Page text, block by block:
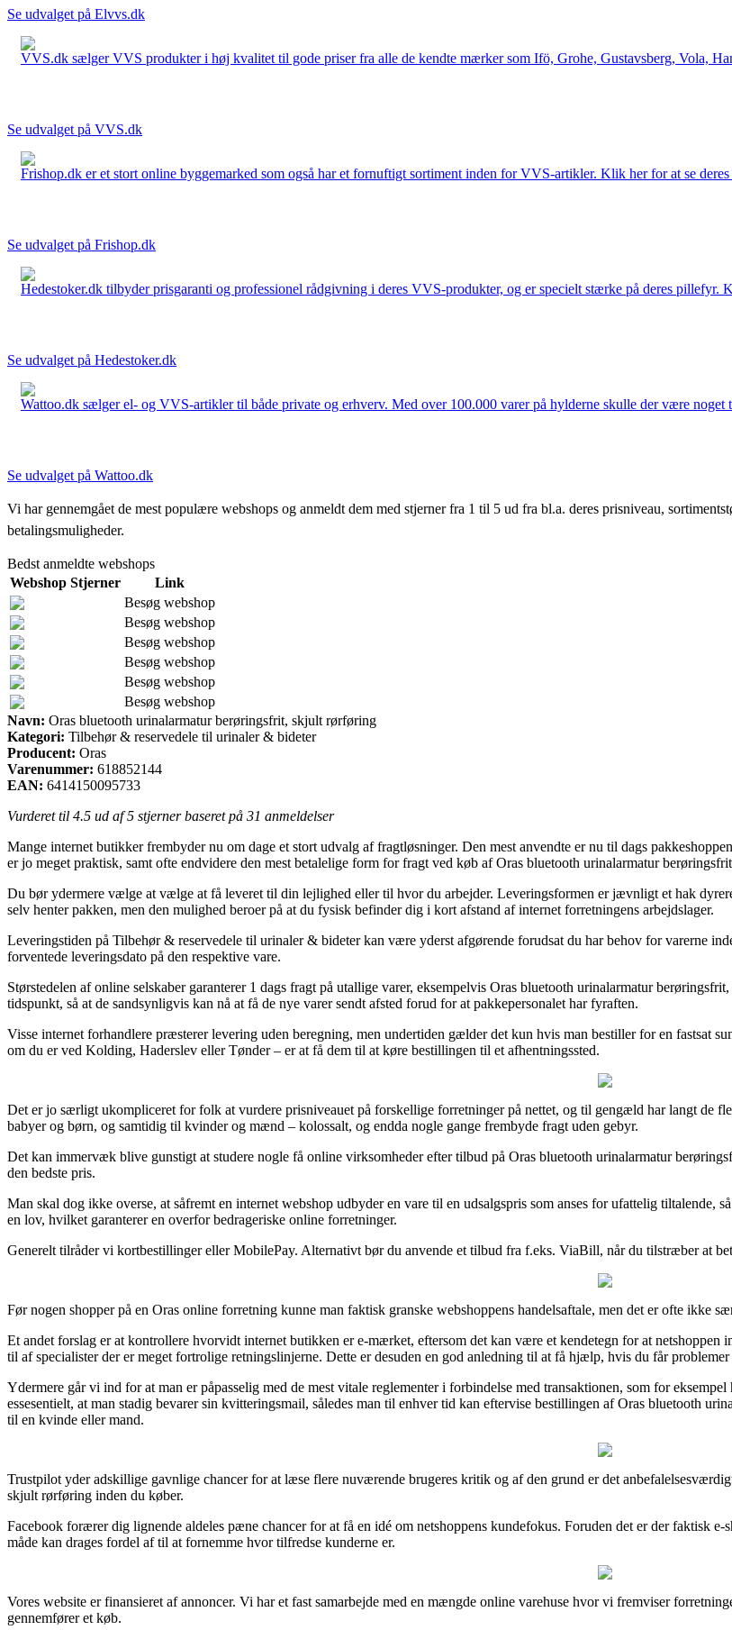
Se udvalget på Elvvs.dk
VVS.dk sælger VVS produkter i høj kvalitet til gode priser fra alle de kendte mærker som Ifö, Grohe, Gustavsberg, Vola,
Se udvalget på VVS.dk
Frishop.dk er et stort online byggemarked som også har et fornuftigt sortiment inden for VVS-artikler. Klik her for at se
Se udvalget på Frishop.dk
Hedestoker.dk tilbyder prisgaranti og professionel rådgivning i deres VVS-produkter, og er specielt stærke på deres pillefyr.
Se udvalget på Hedestoker.dk
Wattoo.dk sælger el- og VVS-artikler til både private og erhverv. Med over 100.000 varer på hylderne skulle der være noget
Se udvalget på Wattoo.dk
Vi har gennemgået de mest populære webshops og anmeldt dem med stjerner fra 1 til 5 ud fra bl.a. deres prisniveau,
betalingsmuligheder.
Bedst anmeldte webshops
Webshop Stjerner
Link
Besøg webshop
Besøg webshop
Besøg webshop
Besøg webshop
Besøg webshop
Besøg webshop
Navn: Oras bluetooth urinalarmatur berøringsfrit, skjult rørføring
Kategori: Tilbehør & reservedele til urinaler & bideter
Producent: Oras
Varenummer: 618852144
EAN: 6414150095733
Vurderet til 4.5 ud af 5 stjerner baseret på 31 anmeldelser
Mange internet butikker frembyder nu om dage et stort udvalg af fragtløsninger. Den mest anvendte er nu til dags
er jo meget praktisk, samt ofte endvidere den mest betalelige form for fragt ved køb af Oras bluetooth urinalarmatur
Du bør ydermere vælge at vælge at få leveret til din lejlighed eller til hvor du arbejder. Leveringsformen er jævnligt et hak
selv henter pakken, men den mulighed beroer på at du fysisk befinder dig i kort afstand af internet forretningens arbejdslager.
Leveringstiden på Tilbehør & reservedele til urinaler & bideter kan være yderst afgørende forudsat du har behov for varerne
forventede leveringsdato på den respektive vare.
Størstedelen af online selskaber garanterer 1 dags fragt på utallige varer, eksempelvis Oras bluetooth urinalarmatur
tidspunkt, så at de sandsynligvis kan nå at få de nye varer sendt afsted forud for at pakkepersonalet har fyraften.
Visse internet forhandlere præsterer levering uden beregning, men undertiden gælder det kun hvis man bestiller for en fastsat
om du er ved Kolding, Haderslev eller Tønder – er at få dem til at køre bestillingen til et afhentningssted.
Det er jo særligt ukompliceret for folk at vurdere prisniveauet på forskellige forretninger på nettet, og til gengæld har langt de
babyer og børn, og samtidig til kvinder og mænd – kolossalt, og endda nogle gange frembyde fragt uden gebyr.
Det kan immervæk blive gunstigt at studere nogle få online virksomheder efter tilbud på Oras bluetooth urinalarmatur
den bedste pris.
Man skal dog ikke overse, at såfremt en internet webshop udbyder en vare til en udsalgspris som anses for ufattelig
en lov, hvilket garanterer en overfor bedrageriske online forretninger.
Generelt tilråder vi kortbestillinger eller MobilePay. Alternativt bør du anvende et tilbud fra f.eks. ViaBill, når du tilstræber at
Før nogen shopper på en Oras online forretning kunne man faktisk granske webshoppens handelsaftale, men det er ofte ikke
Et andet forslag er at kontrollere hvorvidt internet butikken er e-mærket, eftersom det kan være et kendetegn for at
til af specialister der er meget fortrolige retningslinjerne. Dette er desuden en god anledning til at få hjælp, hvis du får
Ydermere går vi ind for at man er påpasselig med de mest vitale reglementer i forbindelse med transaktionen, som for
essesentielt, at man stadig bevarer sin kvitteringsmail, således man til enhver tid kan eftervise bestillingen af Oras bluetooth
til en kvinde eller mand.
Trustpilot yder adskillige gavnlige chancer for at læse flere nuværende brugeres kritik og af den grund er det
skjult rørføring inden du køber.
Facebook forærer dig lignende aldeles pæne chancer for at få en idé om netshoppens kundefokus. Foruden det er der faktisk
måde kan drages fordel af til at fornemme hvor tilfredse kunderne er.
Vores website er finansieret af annoncer. Vi har et fast samarbejde med en mængde online varehuse hvor vi fremviser
gennemfører et køb.